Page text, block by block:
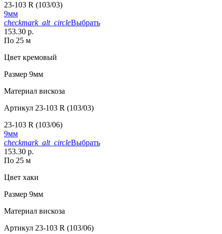
23-103 R (103/03)
9мм
checkmark_alt_circleВыбрать
153.30 р.
По 25 м
Цвет кремовый
Размер 9мм
Материал вискоза
Артикул 23-103 R (103/03)
23-103 R (103/06)
9мм
checkmark_alt_circleВыбрать
153.30 р.
По 25 м
Цвет хаки
Размер 9мм
Материал вискоза
Артикул 23-103 R (103/06)